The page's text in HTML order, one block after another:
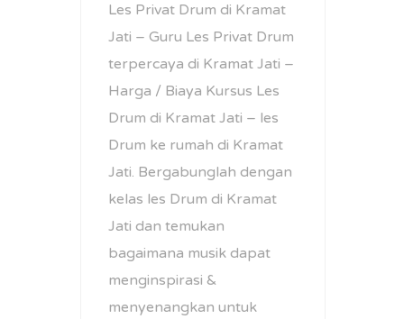
Les Privat Drum di Kramat
Jati – Guru Les Privat Drum
terpercaya di Kramat Jati –
Harga / Biaya Kursus Les
Drum di Kramat Jati – les
Drum ke rumah di Kramat
Jati. Bergabunglah dengan
kelas les Drum di Kramat
Jati dan temukan
bagaimana musik dapat
menginspirasi &
menyenangkan untuk